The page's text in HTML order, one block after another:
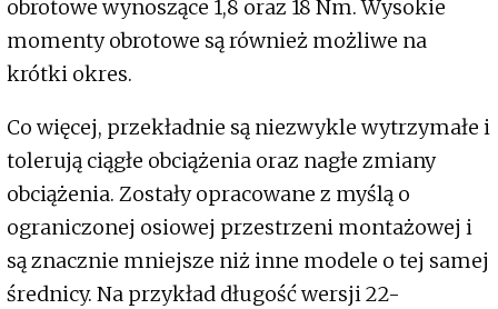
obrotowe wynoszące 1,8 oraz 18 Nm. Wysokie
momenty obrotowe są również możliwe na
krótki okres.
Co więcej, przekładnie są niezwykle wytrzymałe i
tolerują ciągłe obciążenia oraz nagłe zmiany
obciążenia. Zostały opracowane z myślą o
ograniczonej osiowej przestrzeni montażowej i
są znacznie mniejsze niż inne modele o tej samej
średnicy. Na przykład długość wersji 22-